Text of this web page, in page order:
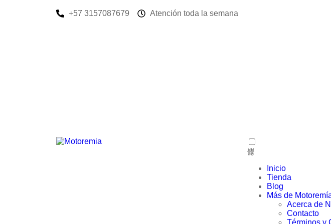
+57 3157087679 Atención toda la semana
Inicio
Tienda
Blog
Más de
Acerca de
Contacto
Términos y